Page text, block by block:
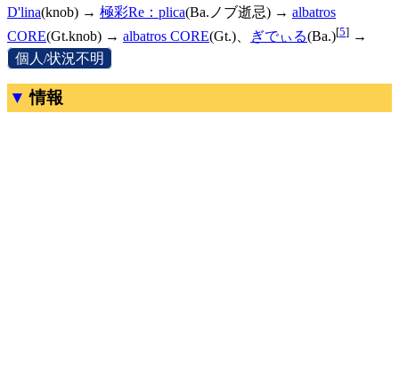
D'lina(knob) → 極彩Re：plica(Ba.ノブ逝忌) → albatros
CORE(Gt.knob) → albatros CORE(Gt.)、 ぎでぃる(Ba.)[5] →
個人/状況不明
情報